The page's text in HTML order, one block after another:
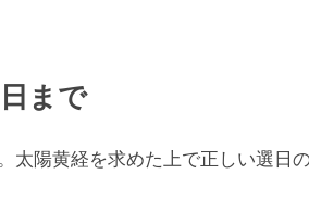
まで
陽黄経を求めた上で正しい選日